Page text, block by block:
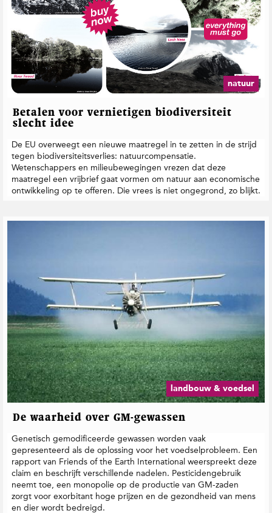
natuur
Betalen voor vernietigen biodiversiteit
slecht idee
De EU overweegt een nieuwe maatregel in te zetten in de strijd
tegen biodiversiteitsverlies: natuurcompensatie.
Wetenschappers en milieubewegingen vrezen dat deze
maatregel een vrijbrief gaat vormen om natuur aan economische
ontwikkeling op te offeren. Die vrees is niet ongegrond, zo blijkt.
landbouw & voedsel
De waarheid over GM-gewassen
Genetisch gemodificeerde gewassen worden vaak
gepresenteerd als de oplossing voor het voedselprobleem. Een
rapport van Friends of the Earth International weerspreekt deze
claim en beschrijft verschillende nadelen. Pesticidengebruik
neemt toe, een monopolie op de productie van GM-zaden
zorgt voor exorbitant hoge prijzen en de gezondheid van mens
en dier wordt bedreigd.